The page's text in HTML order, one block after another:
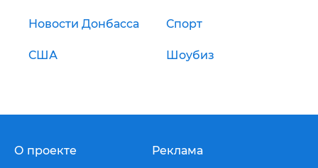
Новости Донбасса Спорт
США Шоубиз
О проекте Реклама